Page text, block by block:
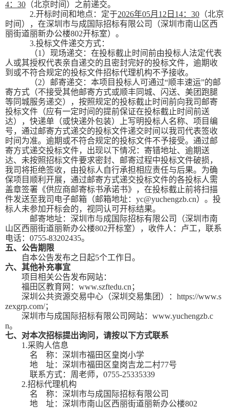
4： 30 （北京时间）之前递交。
2.开标时间和地点：定于2026年05月 12 日 14： 30 （北京
时间）
，在深圳市与成国际招标有限公司（深圳市南山区西
丽街道丽新办公楼802开标室）。
3.投标文件递交方式：
（1）现场递交：在投标截止时间前由投标人法定代表
人或其授权代表亲自递交的且密封完好的投标文件，逾期收
到或不符合规定的投标文件招标代理机构不予接收。
（2）邮寄递交：本项目投标人可通过“顺丰速运”的邮
寄方式（不接受其他邮寄方式或顺丰同城、闪送、美团跑腿
等同城服务递交），按照规定的投标截止时间前向我司邮寄
投标文件（应有一定时间的提前保证在投标截止时间前送
达），快递单（或快递外包装）上写明投标人名称、项目编
号，通过邮寄方式递交的投标文件递交时间以我司代表签收
时间为准。逾期或不符合规定的投标文件不予接受。通过邮
寄方式递交投标文件，出现以下情况：寄错地址、逾期送
达、未按照招标文件要求密封、邮寄过程中投标文件破损，
我司将拒绝签收，由投标人自行承担相应责任与后果。为确
保项目顺利开展，通过邮寄方式递交投标文件的各投标人需
盖章签署《供应商邮寄标书承诺书》，在投标截止前将扫描
件发送至我司电子邮箱（邮箱地址：yc@yuchengzb.cn）。投
标人未参加开标会的，视同认可开标结果。
邮寄地址：深圳市与成国际招标有限公司（深圳市南
山区西丽街道丽新办公楼802开标室），收件人：卢工，联系
电话：0755-83202435。
五、公告期限
自本公告发布之日起5个工作日。
六、其他补充事宜
项目相关公告发布网站：
福田区教育网： www.szftedu.cn；
深圳公共资源交易中心（深圳交易集团）： https://www.s
zexgrp.com/；
深圳市与成国际招标有限公司网站： www.yuchengzb.c
n。
七、对本次招标提出询问，请按以下方式联系
1.采购人信息
名
称：深圳市福田区皇岗小学
地
址：深圳市福田区皇岗吉龙二村77号
联系方式：周老师， 0755-25335339
2.招标代理机构
名
称：深圳市与成国际招标有限公司
地
址：深圳市南山区西丽街道丽新办公楼802